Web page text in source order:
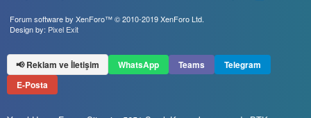
S
Forum software by XenForo™© 2010-2019 XenForo Ltd.
Design by: Pixel Exit
📢 Reklam ve İletişim WhatsApp Teams
Telegram
E-Posta